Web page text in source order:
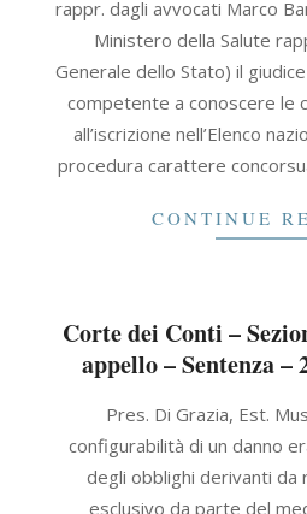
27
rappr. dagli avvocati Marco
Ministero della Salute
Generale dello Stato) il
competente a conoscere le
all’iscrizione nell’Elenco
procedura carattere
CONTINUE
Corte dei Conti –
appello – Sentenza –
21
Pres. Di Grazia, Est.
configurabilità di un danno
degli obblighi derivanti da
esclusivo da parte del